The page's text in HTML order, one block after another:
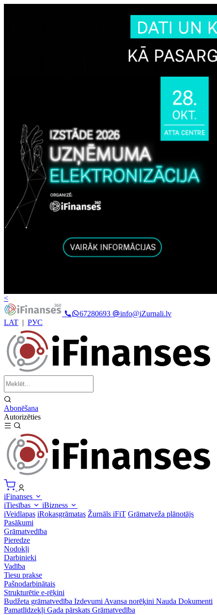
<
67280693
info@iZurnali.lv
LAT | РУС
Abonēšana
Autorizēties
iFinanses
iTiesības
iBizness
iVeidlapas iRokasgrāmatas Žurnāls iFiT Grāmatveža plānotājs
Pasākumi
Grāmatvedība
Pieredze
Nodokļi
Darbinieki
Vadība
Tiesu prakse
Pašnodarbinātais
Strukturētie e-rēķini
Budžeta grāmatvedība Izdevumi Avansa norēķini Nauda Dokumenti
Pamatlīdzekļi Gada pārskats Grāmatvedība